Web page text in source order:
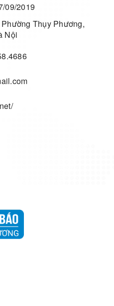
09/2019
Thụy Phương,
Nội